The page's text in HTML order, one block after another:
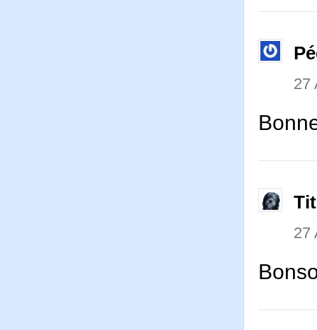
27
27